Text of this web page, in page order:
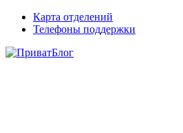
Карта отделений
Телефоны поддержки